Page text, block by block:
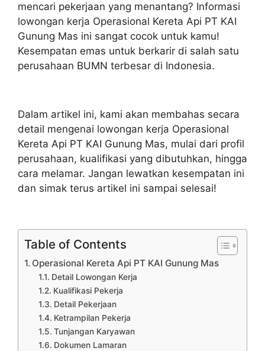
mencari pekerjaan yang menantang? Informasi
lowongan kerja Operasional Kereta Api PT KAI
Gunung Mas ini sangat cocok untuk kamu!
Kesempatan emas untuk berkarir di salah satu
perusahaan BUMN terbesar di Indonesia.
Dalam artikel ini, kami akan membahas secara
detail mengenai lowongan kerja Operasional
Kereta Api PT KAI Gunung Mas, mulai dari profil
perusahaan, kualifikasi yang dibutuhkan, hingga
cara melamar. Jangan lewatkan kesempatan ini
dan simak terus artikel ini sampai selesai!
Table of Contents
Operasional Kereta Api PT KAI Gunung Mas
Detail Lowongan Kerja
Kualifikasi Pekerja
Detail Pekerjaan
Ketrampilan Pekerja
Tunjangan Karyawan
Dokumen Lamaran